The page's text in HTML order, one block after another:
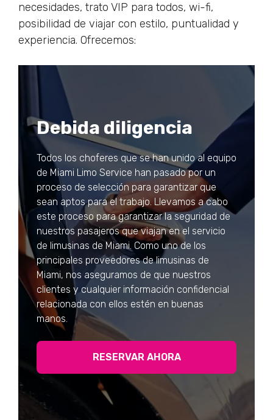
necesidades, trato VIP para todos, wi-fi,
posibilidad de viajar con estilo, puntualidad y
experiencia. Ofrecemos:
Debida diligencia
Todos los choferes que se han unido al equipo
de Miami Limo Service han pasado por un
proceso de selección para garantizar que
sean aptos para el trabajo. Llevamos a cabo
este proceso para garantizar la seguridad de
nuestros pasajeros que viajan en el servicio
de limusinas de Miami. Como uno de los
principales proveedores de limusinas de
Miami, nos aseguramos de que nuestros
clientes y cualquier información confidencial
relacionada con ellos estén en buenas
manos.
RESERVAR AHORA